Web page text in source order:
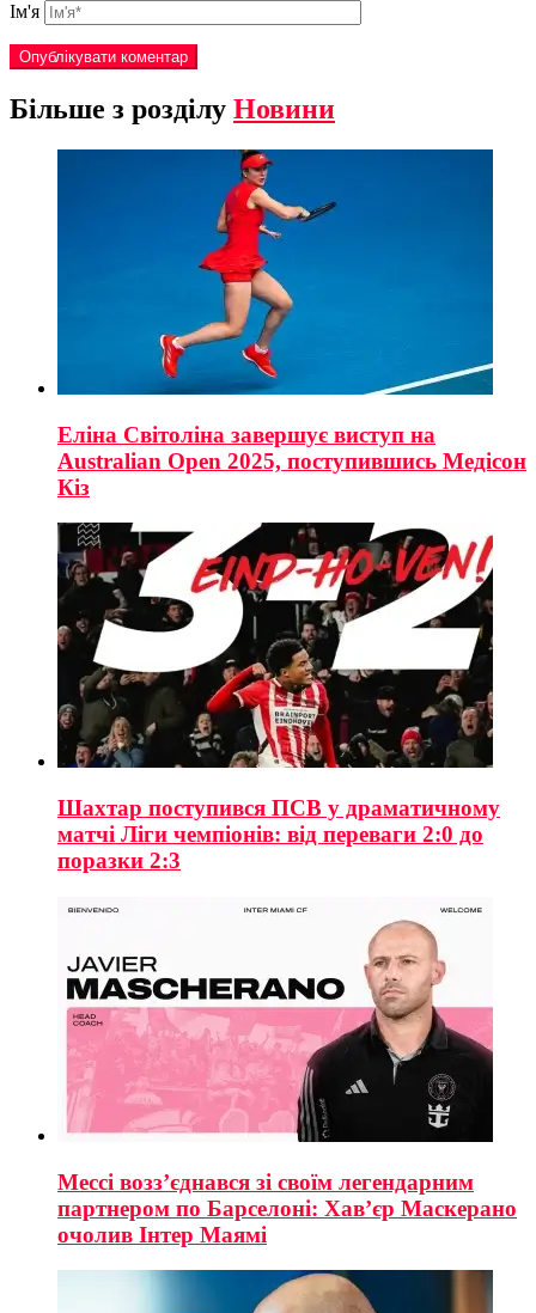
Ім'я
Більше з розділу Новини
Еліна Світоліна завершує виступ на
Australian Open 2025, поступившись Медісон
Кіз
Шахтар поступився ПСВ у драматичному
матчі Ліги чемпіонів: від переваги 2:0 до
поразки 2:3
Мессі возз’єднався зі своїм легендарним
партнером по Барселоні: Хав’єр Маскерано
очолив Інтер Маямі